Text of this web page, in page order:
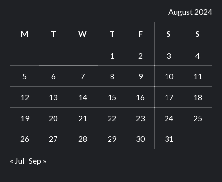
August 2024
M T W T F S S
1 2 3 4
5 6 7 8 9 10 11
12 13 14 15 16 17 18
19 20 21 22 23 24 25
26 27 28 29 30 31
« Jul Sep »